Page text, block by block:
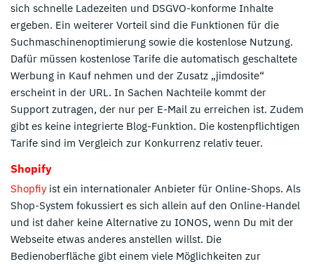
sich schnelle Ladezeiten und DSGVO-konforme Inhalte
ergeben. Ein weiterer Vorteil sind die Funktionen für die
Suchmaschinenoptimierung sowie die kostenlose Nutzung.
Dafür müssen kostenlose Tarife die automatisch geschaltete
Werbung in Kauf nehmen und der Zusatz „jimdosite“
erscheint in der URL. In Sachen Nachteile kommt der
Support zutragen, der nur per E-Mail zu erreichen ist. Zudem
gibt es keine integrierte Blog-Funktion. Die kostenpflichtigen
Tarife sind im Vergleich zur Konkurrenz relativ teuer.
Shopify
Shopfiy ist ein internationaler Anbieter für Online-Shops. Als
Shop-System fokussiert es sich allein auf den Online-Handel
und ist daher keine Alternative zu IONOS, wenn Du mit der
Webseite etwas anderes anstellen willst. Die
Bedienoberfläche gibt einem viele Möglichkeiten zur